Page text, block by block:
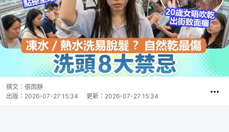
撰文： 張雨靜
出版： 2026-07-27 15:34 更新： 2026-07-27 15:34